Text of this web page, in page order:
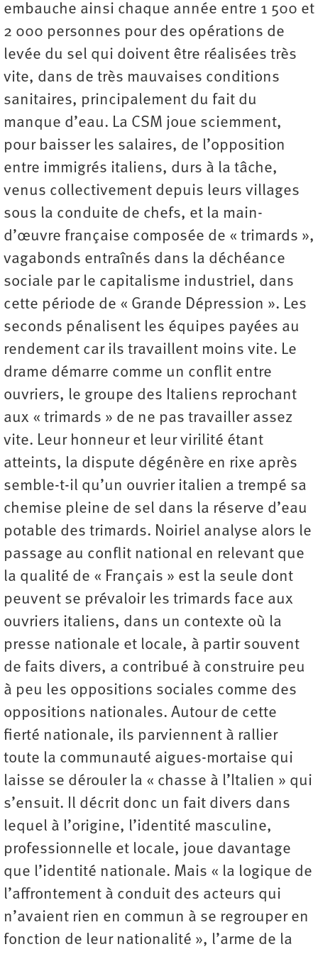
embauche ainsi chaque année entre 1 500 et
2 000 personnes pour des opérations de
levée du sel qui doivent être réalisées très
vite, dans de très mauvaises conditions
sanitaires, principalement du fait du
manque d’eau. La CSM joue sciemment,
pour baisser les salaires, de l’opposition
entre immigrés italiens, durs à la tâche,
venus collectivement depuis leurs villages
sous la conduite de chefs, et la main-
d’œuvre française composée de « trimards »,
vagabonds entraînés dans la déchéance
sociale par le capitalisme industriel, dans
cette période de « Grande Dépression ». Les
seconds pénalisent les équipes payées au
rendement car ils travaillent moins vite. Le
drame démarre comme un conflit entre
ouvriers, le groupe des Italiens reprochant
aux « trimards » de ne pas travailler assez
vite. Leur honneur et leur virilité étant
atteints, la dispute dégénère en rixe après
semble-t-il qu’un ouvrier italien a trempé sa
chemise pleine de sel dans la réserve d’eau
potable des trimards. Noiriel analyse alors le
passage au conflit national en relevant que
la qualité de « Français » est la seule dont
peuvent se prévaloir les trimards face aux
ouvriers italiens, dans un contexte où la
presse nationale et locale, à partir souvent
de faits divers, a contribué à construire peu
à peu les oppositions sociales comme des
oppositions nationales. Autour de cette
fierté nationale, ils parviennent à rallier
toute la communauté aigues-mortaise qui
laisse se dérouler la « chasse à l’Italien » qui
s’ensuit. Il décrit donc un fait divers dans
lequel à l’origine, l’identité masculine,
professionnelle et locale, joue davantage
que l’identité nationale. Mais « la logique de
l’affrontement à conduit des acteurs qui
n’avaient rien en commun à se regrouper en
fonction de leur nationalité », l’arme de la